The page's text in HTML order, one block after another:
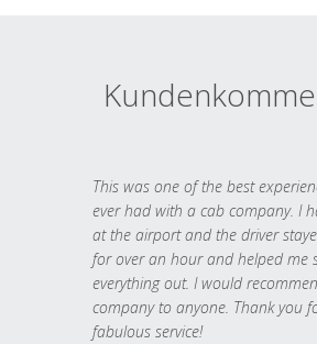
This was one of the best
ever had with a cab company. I
at the airport and the driver
for over an hour and helped me
everything out. I would
company to anyone. Thank you
fabulous service!